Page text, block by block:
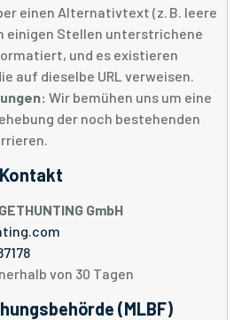
einen Alternativtext (z. B. leere
einigen Stellen unterstrichene
und es existieren
auf dieselbe URL verweisen.
Wir bemühen uns um eine
der noch bestehenden
GmbH
von 30 Tagen
(MLBF)